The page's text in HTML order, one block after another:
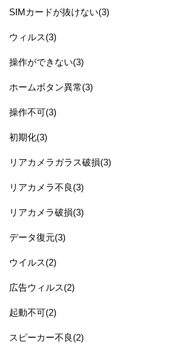
SIMカードが抜けない(3)
ウィルス(3)
操作ができない(3)
ホームボタン異常(3)
操作不可(3)
初期化(3)
リアカメラガラス破損(3)
リアカメラ不良(3)
リアカメラ破損(3)
データ復元(3)
ウイルス(2)
広告ウィルス(2)
起動不可(2)
スピーカー不良(2)